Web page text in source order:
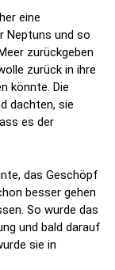
eine
Neptuns und so
zurückgeben
zurück in ihre
könnte. Die
dachten, sie
es der
das Geschöpf
besser gehen
So wurde das
und bald darauf
sie in